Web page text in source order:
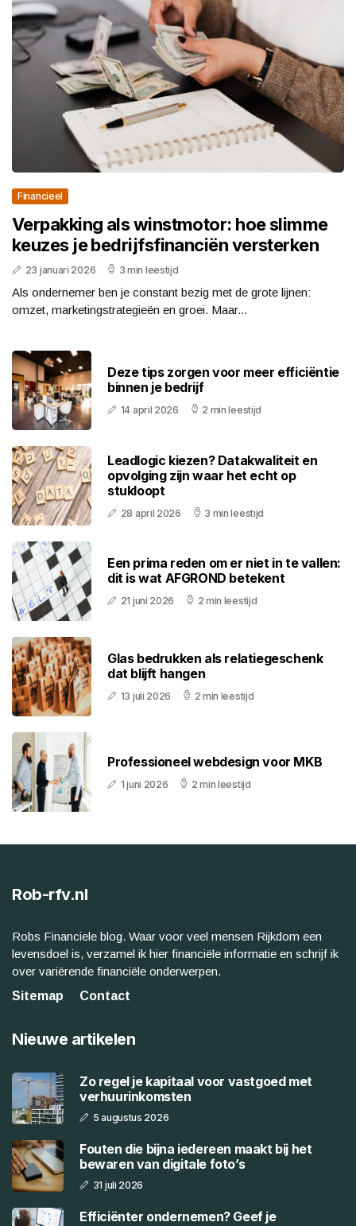
Financieel
Verpakking als winstmotor: hoe slimme
keuzes je bedrijfsfinanciën versterken
23 januari 2026 3 min leestijd
Als ondernemer ben je constant bezig met de grote lijnen:
omzet, marketingstrategieën en groei. Maar...
Deze tips zorgen voor meer efficiëntie
binnen je bedrijf
14 april 2026 2 min leestijd
Leadlogic kiezen? Datakwaliteit en
opvolging zijn waar het echt op
stukloopt
28 april 2026 3 min leestijd
Een prima reden om er niet in te vallen:
dit is wat AFGROND betekent
21 juni 2026 2 min leestijd
Glas bedrukken als relatiegeschenk
dat blijft hangen
13 juli 2026 2 min leestijd
Professioneel webdesign voor MKB
1 juni 2026 2 min leestijd
Rob-rfv.nl
Robs Financiele blog. Waar voor veel mensen Rijkdom een
levensdoel is, verzamel ik hier financiële informatie en schrijf ik
over variërende financiële onderwerpen.
Sitemap
Contact
Nieuwe artikelen
Zo regel je kapitaal voor vastgoed met
verhuurinkomsten
5 augustus 2026
Fouten die bijna iedereen maakt bij het
bewaren van digitale foto’s
31 juli 2026
Efficiënter ondernemen? Geef je